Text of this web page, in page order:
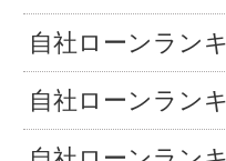
自社ローンラン
自社ローンラン